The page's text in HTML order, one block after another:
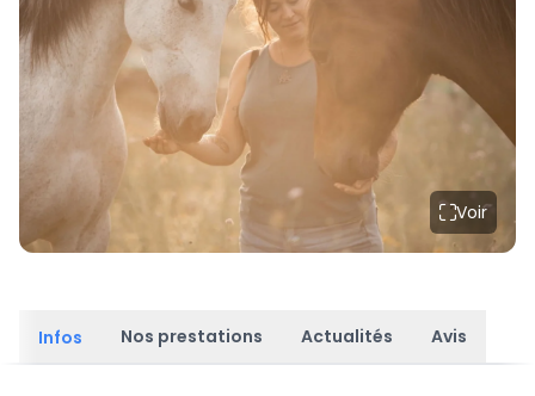
Voir
Infos Nos prestations Actualités Avis